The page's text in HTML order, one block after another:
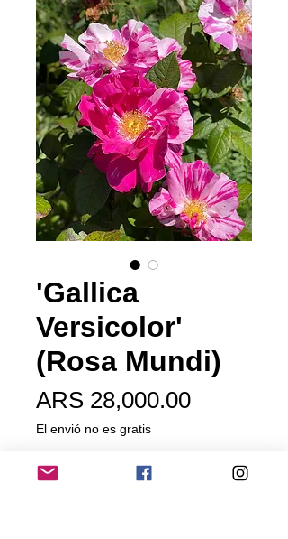
'Gallica
Versicolor'
(Rosa Mundi)
ARS 28,000.00Price
El envió no es gratis
Out of Stock